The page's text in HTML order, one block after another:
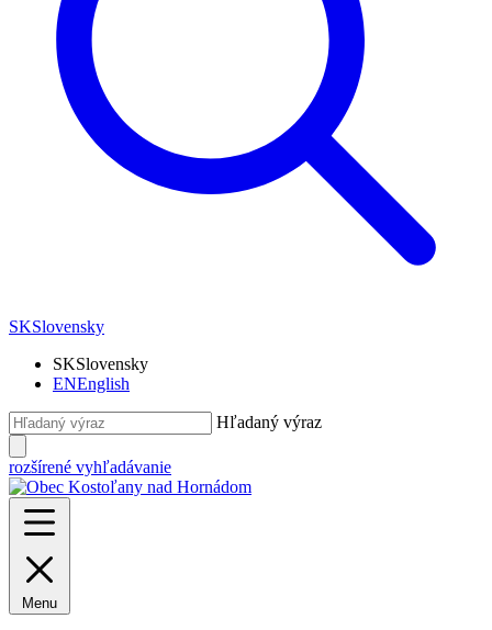
SKSlovensky
SKSlovensky
ENEnglish
Hľadaný výraz
rozšírené vyhľadávanie
Menu